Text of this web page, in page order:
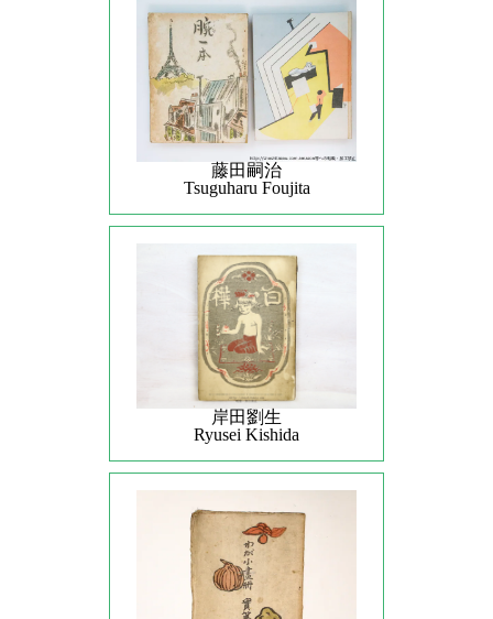
藤田嗣治
Tsuguharu Foujita
岸田劉生
Ryusei Kishida